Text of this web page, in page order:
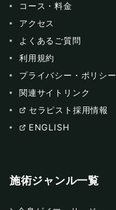
コース・料金
アクセス
よくあるご質問
利用規約
プライバシー・ポリシー
関連サイトリンク
セラピスト採用情報
ENGLISH
施術ジャンル一覧